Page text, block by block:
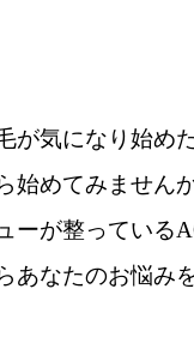
が気になり始め
始めてみません
ーが整っている
あなたのお悩み